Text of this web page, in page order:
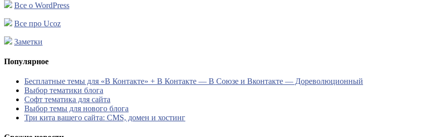
Все о WordPress
Все про Ucoz
Заметки
Популярное
Бесплатные темы для «В Контакте» + В Контакте — В Союзе и Вконтакте — Дореволюционный
Выбор тематики блога
Софт тематика для сайта
Выбор темы для нового блога
Три кита вашего сайта: CMS, домен и хостинг